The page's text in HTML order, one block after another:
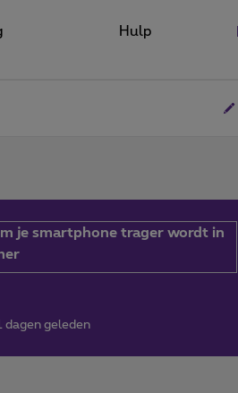
Hulp
je smartphone trager wordt in
dagen geleden